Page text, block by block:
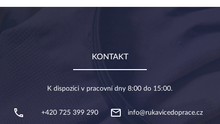
KONTAKT
K dispozici v pracovní dny 8:00 do 15:00.
+420 725 399 290 info@rukavicedoprace.cz